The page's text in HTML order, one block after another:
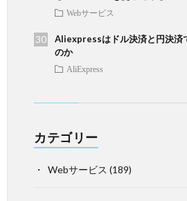
Webサービス
Aliexpressはドル決済と円決済
のか
AliExpress
カテゴリー
Webサービス (189)